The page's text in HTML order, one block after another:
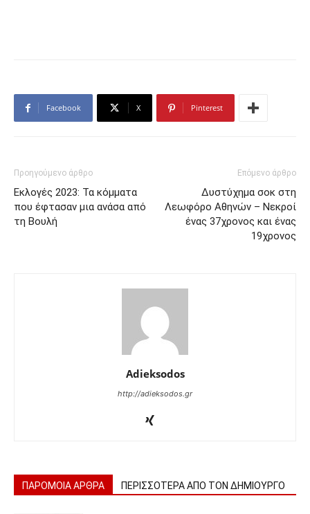
Facebook X Pinterest
Προηγούμενο άρθρο
Εκλογές 2023: Τα κόμματα
που έφτασαν μια ανάσα από
τη Βουλή
Επόμενο άρθρο
Δυστύχημα σοκ στη
Λεωφόρο Αθηνών – Νεκροί
ένας 37χρονος και ένας
19χρονος
Adieksodos
http://adieksodos.gr
ΠΑΡΟΜΟΙΑ ΑΡΘΡΑ ΠΕΡΙΣΣΟΤΕΡΑ ΑΠΟ ΤΟΝ ΔΗΜΙΟΥΡΓΟ